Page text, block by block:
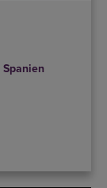
Spanien